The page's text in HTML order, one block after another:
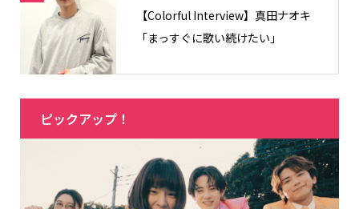
【Colorful Interview】真田ナオキ
「まっすぐに歌い続けたい」
ピックアップ！